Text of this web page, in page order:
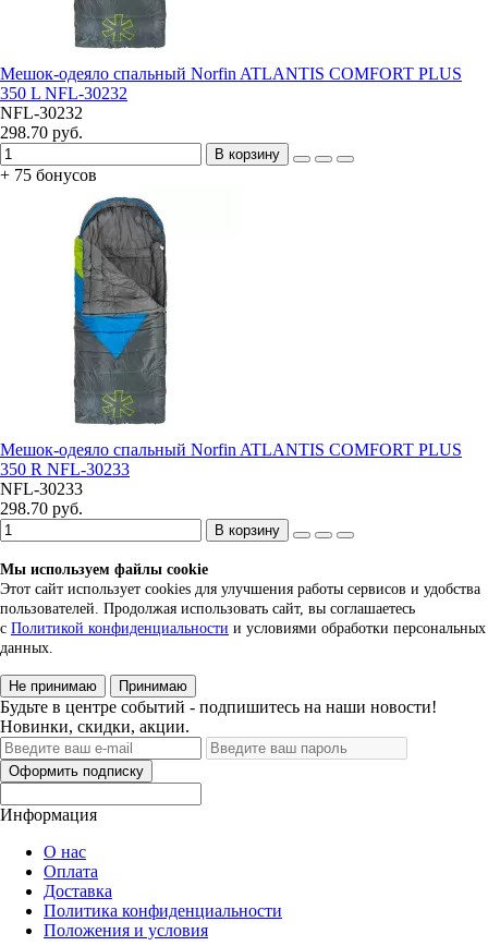
Мешок-одеяло спальный Norfin ATLANTIS COMFORT PLUS
350 L NFL-30232
NFL-30232
298.70 руб.
В корзину
+ 75 бонусов
Мешок-одеяло спальный Norfin ATLANTIS COMFORT PLUS
350 R NFL-30233
NFL-30233
298.70 руб.
В корзину
Мы используем файлы cookie
Этот сайт использует cookies для улучшения работы сервисов и удобства
пользователей. Продолжая использовать сайт, вы соглашаетесь
с Политикой конфиденциальности и условиями обработки персональных
данных.
Не принимаю Принимаю
Будьте в центре событий - подпишитесь на наши новости!
Новинки, скидки, акции.
Оформить подписку
Информация
О нас
Оплата
Доставка
Политика конфиденциальности
Положения и условия